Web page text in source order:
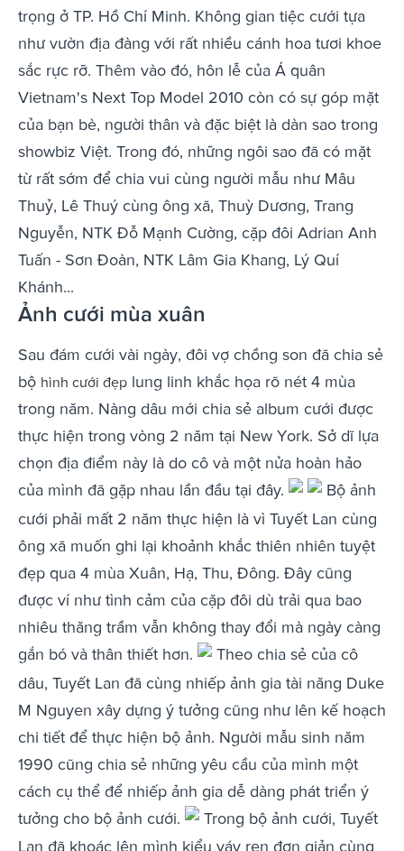
trọng ở TP. Hồ Chí Minh. Không gian tiệc cưới tựa
như vườn địa đàng với rất nhiều cánh hoa tươi khoe
sắc rực rỡ. Thêm vào đó, hôn lễ của Á quân
Vietnam's Next Top Model 2010 còn có sự góp mặt
của bạn bè, người thân và đặc biệt là dàn sao trong
showbiz Việt. Trong đó, những ngôi sao đã có mặt
từ rất sớm để chia vui cùng người mẫu như Mâu
Thuỷ, Lê Thuý cùng ông xã, Thuỳ Dương, Trang
Nguyễn, NTK Đỗ Mạnh Cường, cặp đôi Adrian Anh
Tuấn - Sơn Đoàn, NTK Lâm Gia Khang, Lý Quí
Khánh...
Ảnh cưới mùa xuân
Sau đám cưới vài ngày, đôi vợ chồng son đã chia sẻ
bộ hình cưới đẹp lung linh khắc họa rõ nét 4 mùa
trong năm. Nàng dâu mới chia sẻ album cưới được
thực hiện trong vòng 2 năm tại New York. Sở dĩ lựa
chọn địa điểm này là do cô và một nửa hoàn hảo
của mình đã gặp nhau lần đầu tại đây.
Bộ ảnh
cưới phải mất 2 năm thực hiện là vì Tuyết Lan cùng
ông xã muốn ghi lại khoảnh khắc thiên nhiên tuyệt
đẹp qua 4 mùa Xuân, Hạ, Thu, Đông. Đây cũng
được ví như tình cảm của cặp đôi dù trải qua bao
nhiêu thăng trầm vẫn không thay đổi mà ngày càng
gắn bó và thân thiết hơn.
Theo chia sẻ của cô
dâu, Tuyết Lan đã cùng nhiếp ảnh gia tài năng Duke
M Nguyen xây dựng ý tưởng cũng như lên kế hoạch
chi tiết để thực hiện bộ ảnh. Người mẫu sinh năm
1990 cũng chia sẻ những yêu cầu của mình một
cách cụ thể để nhiếp ảnh gia dễ dàng phát triển ý
tưởng cho bộ ảnh cưới.
Trong bộ ảnh cưới, Tuyết
Lan đã khoác lên mình kiểu váy ren đơn giản cùng